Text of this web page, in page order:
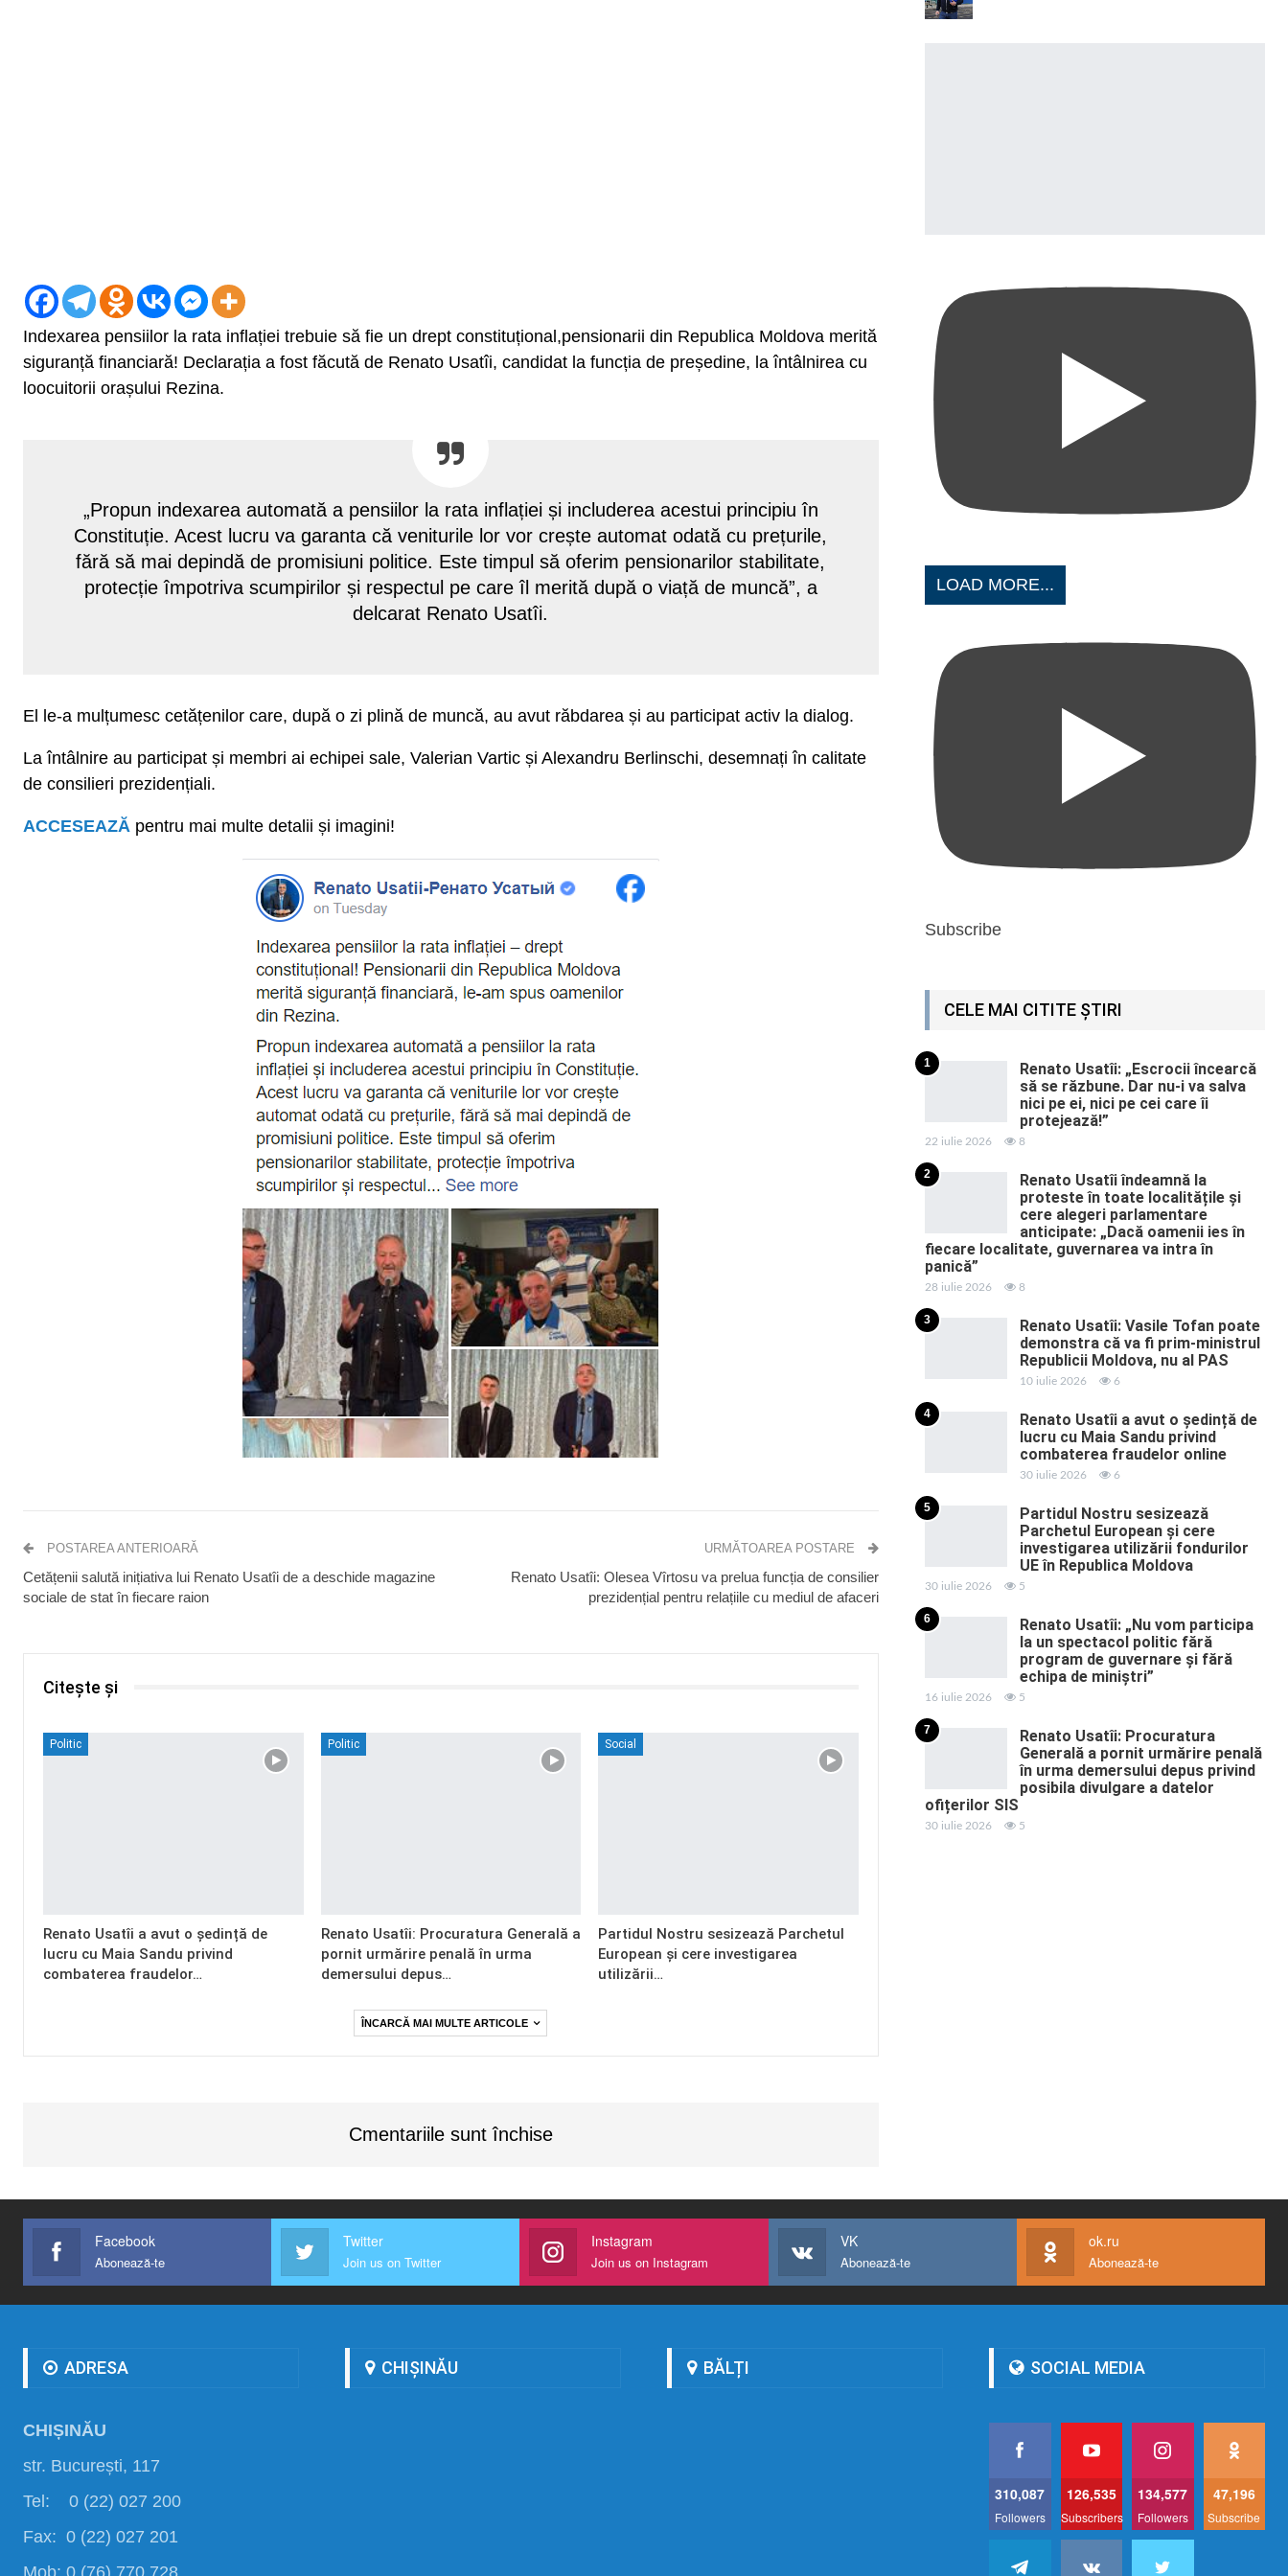
Indexarea pensiilor la rata inflației trebuie să fie un drept constituțional,pensionarii din Republica Moldova merită
siguranță financiară! Declarația a fost făcută de Renato Usatîi, candidat la funcția de președine, la întâlnirea cu
loocuitorii orașului Rezina.
„Propun indexarea automată a pensiilor la rata inflației și includerea acestui principiu în
Constituție. Acest lucru va garanta că veniturile lor vor crește automat odată cu prețurile,
fără să mai depindă de promisiuni politice. Este timpul să oferim pensionarilor stabilitate,
protecție împotriva scumpirilor și respectul pe care îl merită după o viață de muncă”, a
delcarat Renato Usatîi.
El le-a mulțumesc cetățenilor care, după o zi plină de muncă, au avut răbdarea și au participat activ la dialog.
La întâlnire au participat și membri ai echipei sale, Valerian Vartic și Alexandru Berlinschi, desemnați în calitate
de consilieri prezidențiali.
ACCESEAZĂ pentru mai multe detalii și imagini!
POSTAREA ANTERIOARĂ
Cetățenii salută inițiativa lui Renato Usatîi de a deschide magazine
sociale de stat în fiecare raion
URMĂTOAREA POSTARE
Renato Usatîi: Olesea Vîrtosu va prelua funcția de consilier
prezidențial pentru relațiile cu mediul de afaceri
Citește și
Politic
Renato Usatîi a avut o ședință de
lucru cu Maia Sandu privind
combaterea fraudelor…
Politic
Renato Usatîi: Procuratura Generală a
pornit urmărire penală în urma
demersului depus…
Social
Partidul Nostru sesizează Parchetul
European și cere investigarea
utilizării…
ÎNCARCĂ MAI MULTE ARTICOLE
Cmentariile sunt închise
LOAD MORE...
Subscribe
CELE MAI CITITE ȘTIRI
1
Renato Usatîi: „Escrocii încearcă
să se răzbune. Dar nu-i va salva
nici pe ei, nici pe cei care îi
protejează!”
22 iulie 2026 8
2
Renato Usatîi îndeamnă la
proteste în toate localitățile și
cere alegeri parlamentare
anticipate: „Dacă oamenii ies în
fiecare localitate, guvernarea va intra în
panică”
28 iulie 2026 8
3
Renato Usatîi: Vasile Tofan poate
demonstra că va fi prim-ministrul
Republicii Moldova, nu al PAS
10 iulie 2026 6
4
Renato Usatîi a avut o ședință de
lucru cu Maia Sandu privind
combaterea fraudelor online
30 iulie 2026 6
5
Partidul Nostru sesizează
Parchetul European și cere
investigarea utilizării fondurilor
UE în Republica Moldova
30 iulie 2026 5
6
Renato Usatîi: „Nu vom participa
la un spectacol politic fără
program de guvernare și fără
echipa de miniștri”
16 iulie 2026 5
7
Renato Usatîi: Procuratura
Generală a pornit urmărire penală
în urma demersului depus privind
posibila divulgare a datelor
ofițerilor SIS
30 iulie 2026 5
Facebook
Abonează-te
Twitter
Join us on Twitter
Instagram
Join us on Instagram
VK
Abonează-te
ok.ru
Abonează-te
ADRESA
CHIȘINĂU
str. București, 117
Tel: 0 (22) 027 200
Fax: 0 (22) 027 201
CHIȘINĂU BĂLȚI SOCIAL MEDIA
310,087
Followers
126,535
Subscribers
134,577
Followers
47,196
Subscribe